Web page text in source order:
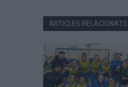
ARTICLES RELACIONATS